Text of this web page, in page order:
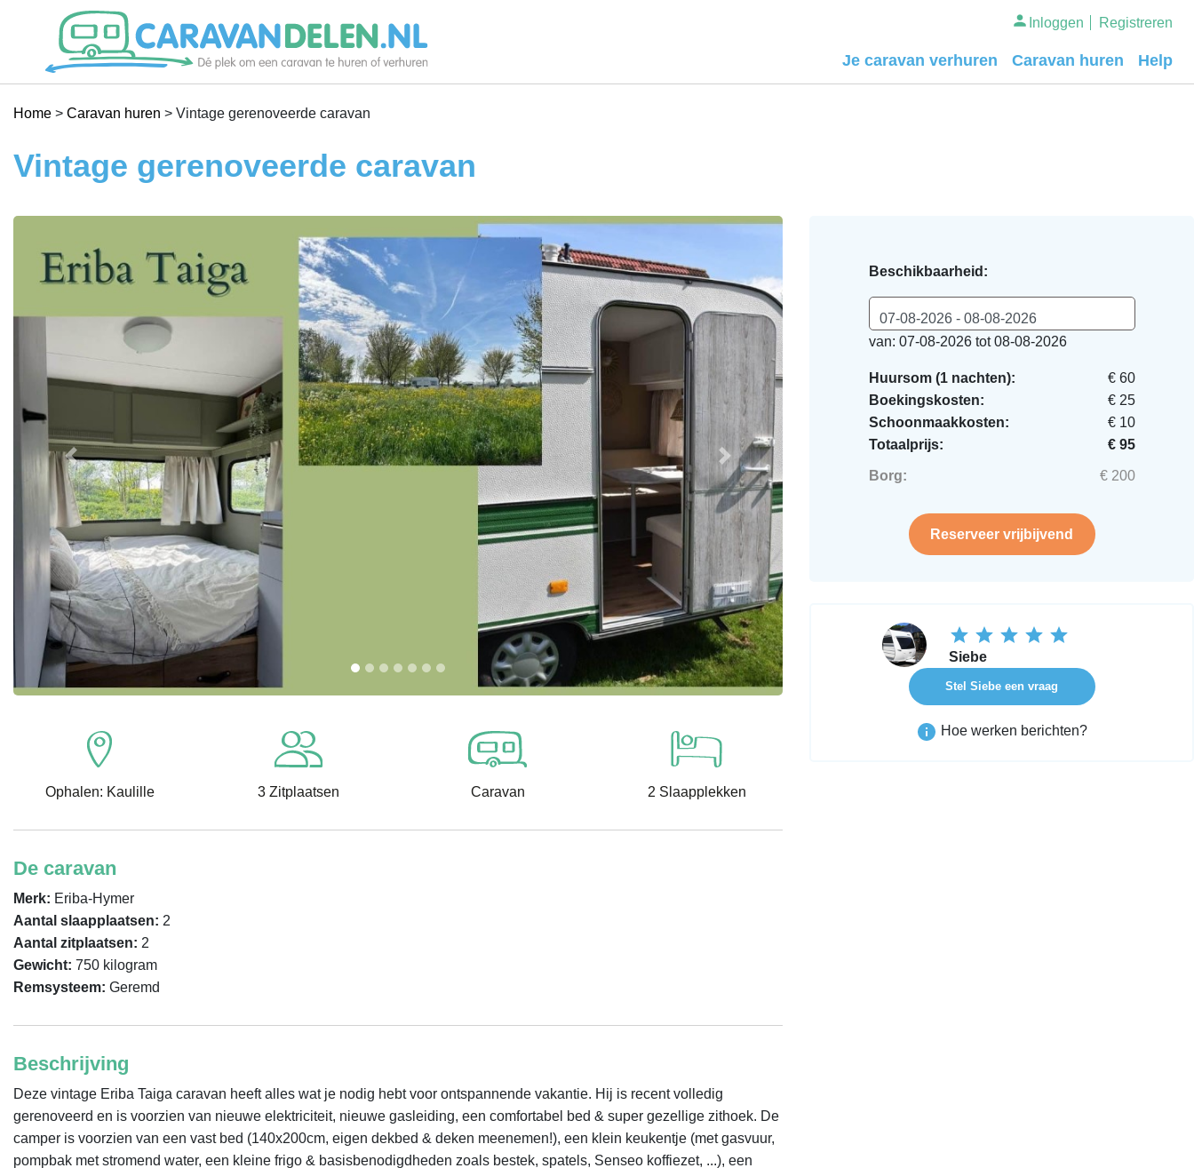
Je caravan verhuren
Caravan huren
Help
Inloggen Registreren
Je caravan verhuren Caravan huren Help
Home > Caravan huren > Vintage gerenoveerde caravan
Vintage gerenoveerde caravan
Previous Next
Ophalen: Kaulille 3 Zitplaatsen Caravan 2 Slaapplekken
De caravan
Merk: Eriba-Hymer
Aantal slaapplaatsen: 2
Aantal zitplaatsen: 2
Gewicht: 750 kilogram
Remsysteem: Geremd
Beschrijving
Deze vintage Eriba Taiga caravan heeft alles wat je nodig hebt voor ontspannende vakantie. Hij is recent volledig
gerenoveerd en is voorzien van nieuwe elektriciteit, nieuwe gasleiding, een comfortabel bed & super gezellige zithoek. De
camper is voorzien van een vast bed (140x200cm, eigen dekbed & deken meenemen!), een klein keukentje (met gasvuur,
pompbak met stromend water, een kleine frigo & basisbenodigdheden zoals bestek, spatels, Senseo koffiezet, ...), een
Beschikbaarheid:
07-08-2026 - 08-08-2026
van: 07-08-2026 tot 08-08-2026
Huursom (1 nachten):
€ 60
Boekingskosten:
€ 25
Schoonmaakkosten:
€ 10
Totaalprijs:
€ 95
Borg: € 200
Reserveer vrijbijvend
Siebe
Stel Siebe een vraag
Hoe werken berichten?